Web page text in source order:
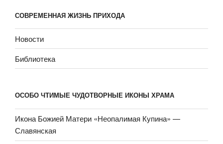
СОВРЕМЕННАЯ ЖИЗНЬ ПРИХОДА
Новости
Библиотека
ОСОБО ЧТИМЫЕ ЧУДОТВОРНЫЕ ИКОНЫ ХРАМА
Икона Божией Матери «Неопали­мая Купина» —
Славянская